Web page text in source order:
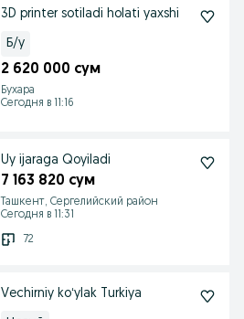
3D printer sotiladi holati yaxshi
Б/у
2 620 000 сум
Бухара
Сегодня в 11:16
Uy ijaraga Qoyiladi
7 163 820 сум
Ташкент, Сергелийский район
Сегодня в 11:31
72
Vechirniy koʻylak Turkiya